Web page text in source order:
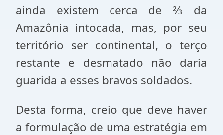
ainda existem cerca de ⅔ da
Amazônia intocada, mas, por seu
território ser continental, o terço
restante e desmatado não daria
guarida a esses bravos soldados.
Desta forma, creio que deve haver
a formulação de uma estratégia em